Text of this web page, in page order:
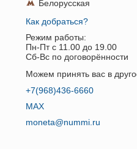
Белорусская
Как добраться?
Режим работы:
Пн-Пт c 11.00 до 19.00
Сб-Вс по договорённости
Можем принять вас в
+7(968)436-6660
MAX
moneta@nummi.ru